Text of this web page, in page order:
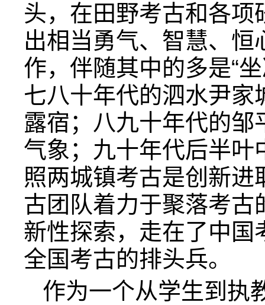
头，在田野考古和各
出相当勇气、智慧、
作，伴随其中的多是“
七八十年代的泗水尹
露宿；八九十年代的
气象；九十年代后半叶
照两城镇考古是创新
古团队着力于聚落考
新性探索，走在了中国
全国考古的排头兵。
作为一个从学生到执